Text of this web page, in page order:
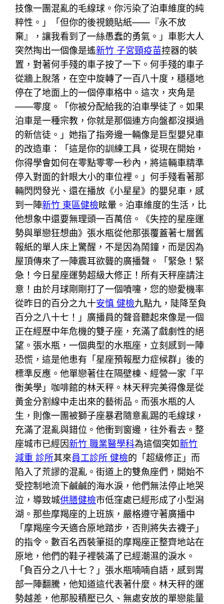
技像一團混亂的毛線球。你污染了泊車維度的純
粹性。」「但你的後視鏡貼紙——『永不放
棄』，讓我看到了一絲愚蠢的勇氣。」車影大人
突然掏出一個像是遙新竹 子宮頸疫苗控器的裝
置，對著何手殘的車子按了一下。何手殘的車子
從牆上脫落，在空中旋轉了一百八十度，穩穩地
停在了地面上的一個停車格中。這次，夾角是
——零度。「你被分配給我的泊車學徒了。如果
泊車是一種宗教，你就是那個連方向盤都沒摸過
的新信徒。」她指了指旁邊一輛像是巨型嬰兒車
的改造車：「這是你的訓練工具，從現在開始，
你得學會如何在零點零零一秒內，將這輛車精準
停入對面的針眼大小的車位裡。」何手殘看著那
輛閃閃發光、還在播放《小星星》的嬰兒車，感
到一陣新竹 東區健檢眩暈。泊車維度的生活，比
他想象中還要無理頭一百萬倍。《失控的星座運
勢與單戀狂想曲》張水瓶從他那張覆蓋著七層舊
報紙的單人床上驚醒，不是因為鬧鐘，而是因為
屋頂傳來了一陣震耳欲聾的廣播聲。「緊急！緊
急！今日星座運勢超級大修正！所有天秤座請注
意！由於月球剛剛打了一個噴嚏，您的戀愛機率
從昨日的百分之九十安慎 健檢九點九，陡降至負
百分之八十七！」廣播員的聲音聽起來像是一個
正在經歷中年危機的雙子座，充滿了戲劇性的絕
望。張水瓶，一個典型的水瓶座，立刻感到一陣
恐慌，這是他患有「星座預報壓力症候群」後的
標準反應。他單戀著住在隔壁棟、經營一家「平
衡美學」咖啡館的林天秤。林天秤完美得像是從
黃金分割線中走出來的藝術品。而張水瓶的人
生，則像一團被獅子座暴君隨意亂踢的毛線球，
充滿了混亂與錯位。他衝到窗邊，往外看去。整
座城市已經因新竹 職業醫學科為這個突如新竹
減重 診所其來員工診所 健檢的「超級修正」而
陷入了荒謬的混亂。街道上的雙魚座們，開始不
受控制地流下鹹鹹的海水淚，他們無法停止地哭
泣，導致城供膳健檢市低窪處已經形成了小型潟
湖。那些摩羯座的上班族，嚴格遵守著廣播中
「摩羯座今天適合原地踏步，否則將失去襪子」
的指令。數百名西裝筆挺的摩羯座正整齊地站在
原地，他們的鞋子裡裝滿了已經潮濕的淚水。
「負百分之八十七？」張水瓶喃喃自語，感到胃
部一陣翻騰，他知道這代表著什麼。林天秤的運
勢越差，他那股積壓已久、無處安放的單戀能量